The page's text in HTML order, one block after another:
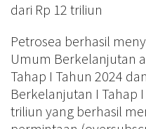
dari Rp 12 triliun
Petrosea berhasil
Umum Berkelanjutan
Tahap I Tahun 2024
Berkelanjutan I Tahap
triliun yang berhasil